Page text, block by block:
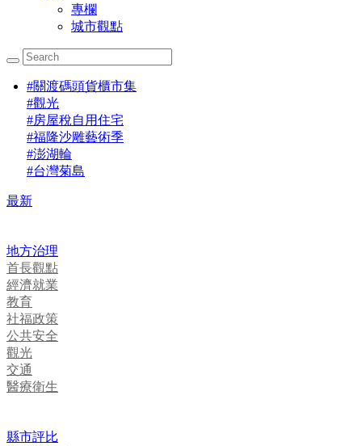
專欄
城市觀點
#關渡碼頭貨櫃市集
#觀光
#房屋稅自用住宅
#福隆沙雕藝術季
#澎湖輪
#台灣菊島
最新
地方治理
首長觀點
經濟就業
教育
社福政策
公共安全
觀光
交通
醫療衛生
縣市評比